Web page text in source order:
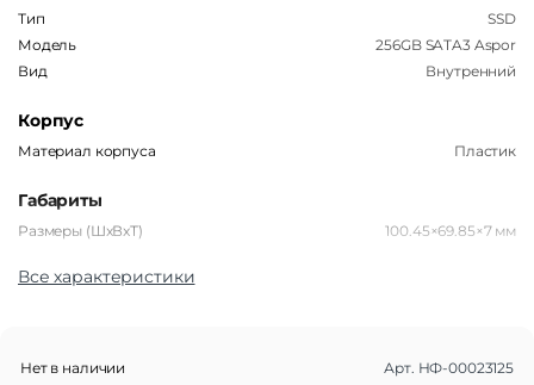
Тип
SSD
Модель
256GB SATA3 Aspor
Вид
Внутренний
Корпус
Материал корпуса Пластик
Габариты
Размеры (ШxВxТ) 100.45×69.85×7 мм
Функции памяти
Основные характеристики
Все характеристики
Нет в наличии Арт. НФ-00023125